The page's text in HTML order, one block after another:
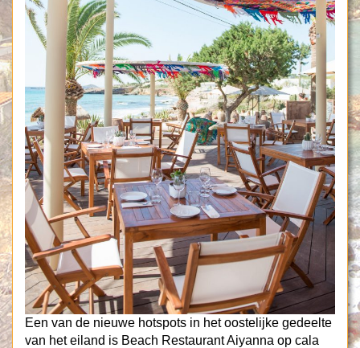
Een van de nieuwe hotspots in het oostelijke gedeelte
van het eiland is Beach Restaurant Aiyanna op cala